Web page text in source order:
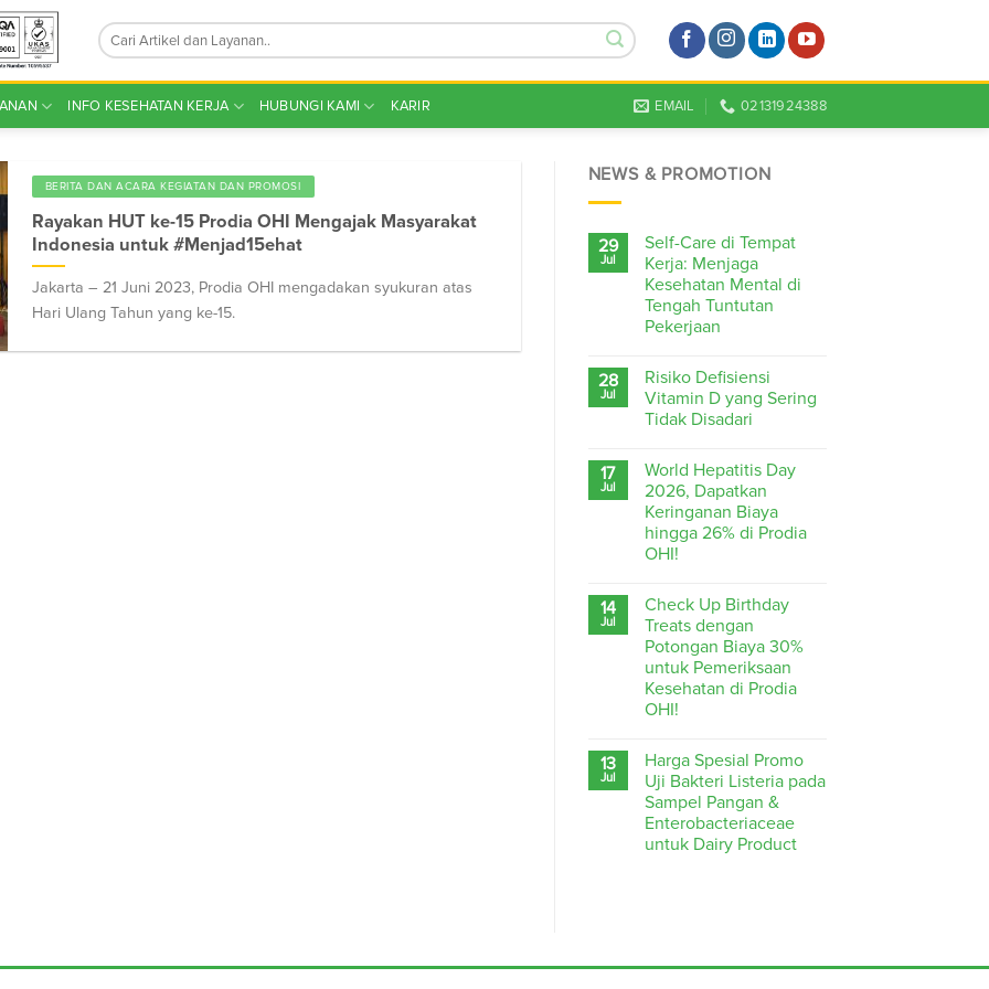
INFO KESEHATAN KERJA HUBUNGI KAMI KARIR EMAIL 02131924388
BERITA DAN ACARA KEGIATAN DAN PROMOSI
Rayakan HUT ke-15 Prodia OHI Mengajak Masyarakat
Indonesia untuk #Menjad15ehat
Jakarta – 21 Juni 2023, Prodia OHI mengadakan syukuran atas
Hari Ulang Tahun yang ke-15.
NEWS & PROMOTION
29
Jul
Self-Care di Tempat
Kerja: Menjaga
Kesehatan Mental di
Tengah Tuntutan
Pekerjaan
28
Jul
Risiko Defisiensi
Vitamin D yang Sering
Tidak Disadari
17
Jul
World Hepatitis Day
2026, Dapatkan
Keringanan Biaya
hingga 26% di Prodia
OHI!
14
Jul
Check Up Birthday
Treats dengan
Potongan Biaya 30%
untuk Pemeriksaan
Kesehatan di Prodia
OHI!
13
Jul
Harga Spesial Promo
Uji Bakteri Listeria pada
Sampel Pangan &
Enterobacteriaceae
untuk Dairy Product